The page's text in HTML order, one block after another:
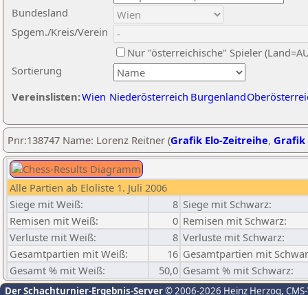
Sortierung
Bundesland
Spgem./Kreis/Verein
Nur "österreichische" Spieler
Vereinslisten:Wien Niederösterreich Burgenland
Pnr:138747 Name: Lorenz Reitner (Grafik Elo-Zeitreihe, Grafik
Alle Partien ab Eloliste 1. Juli 2006
Siege mit Weiß:
8 Siege mit Schwarz:
Remisen mit Weiß:
0 Remisen mit Schwarz:
Verluste mit Weiß:
8 Verluste mit Schwarz:
Gesamtpartien mit Weiß:
16 Gesamtpartien mit
Gesamt % mit Weiß:
50,0 Gesamt % mit Schwarz:
Der Schachturnier-Ergebnis-Server© 2006-2026 Heinz Herzog,